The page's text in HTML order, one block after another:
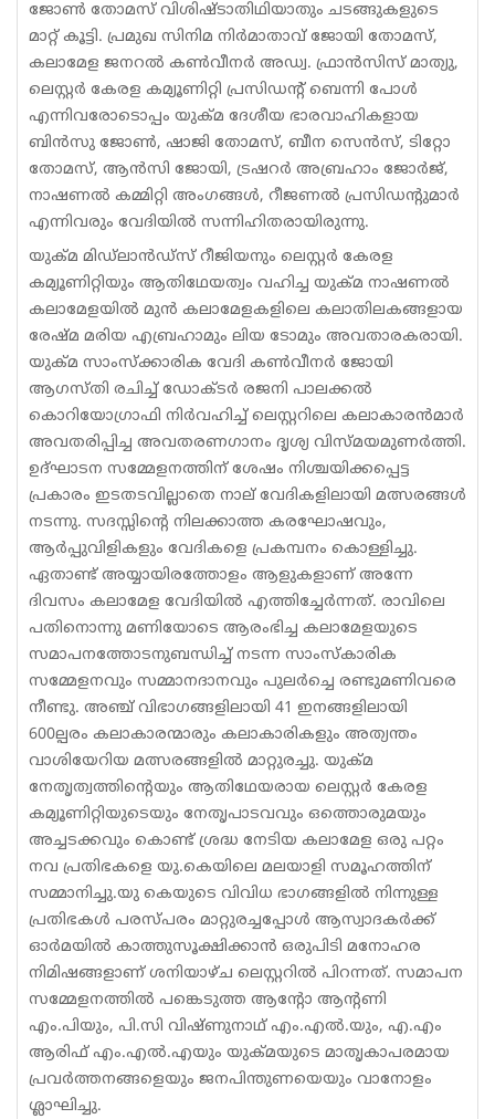
ജോണ്‍ തോമസ് വിശിഷ്ടാതിഥിയാതും ചടങ്ങുകളുടെ
മാറ്റ് കൂട്ടി. പ്രമുഖ സിനിമ നിര്‍മാതാവ് ജോയി തോമസ്,
കലാമേള ജനറല്‍ കണ്‍വീനര്‍ അഡ്വ. ഫ്രാന്‍സിസ് മാത്യു,
ലെസ്റ്റര്‍ കേരള കമ്യൂണിറ്റി പ്രസിഡന്റ് ബെന്നി പോള്‍
എന്നിവരോടൊപ്പം യുക്മ ദേശീയ ഭാരവാഹികളായ
ബിന്‍സു ജോണ്‍, ഷാജി തോമസ്, ബീന സെന്‍സ്, ടിറ്റോ
തോമസ്, ആന്‍സി ജോയി, ട്രഷറര്‍ അബ്രഹാം ജോര്‍ജ്,
നാഷണല്‍ കമ്മിറ്റി അംഗങ്ങള്‍, റീജണല്‍ പ്രസിഡന്റുമാര്‍
എന്നിവരും വേദിയില്‍ സന്നിഹിതരായിരുന്നു.
യുക്മ മിഡ്‌ലാന്‍ഡ്‌സ് റീജിയനും ലെസ്റ്റര്‍ കേരള
കമ്യൂണിറ്റിയും ആതിഥേയത്വം വഹിച്ച യുക്മ നാഷണല്‍
കലാമേളയില്‍ മുന്‍ കലാമേളകളിലെ കലാതിലകങ്ങളായ
രേഷ്മ മരിയ എബ്രഹാമും ലിയ ടോമും അവതാരകരായി.
യുക്മ സാംസ്‌ക്കാരിക വേദി കണ്‍വീനര്‍ ജോയി
ആഗസ്തി രചിച്ച് ഡോക്ടര്‍ രജനി പാലക്കല്‍
കൊറിയോഗ്രാഫി നിര്‍വഹിച്ച് ലെസ്റ്ററിലെ കലാകാരന്‍മാര്‍
അവതരിപ്പിച്ച അവതരണഗാനം ദൃശ്യ വിസ്മയമുണര്‍ത്തി.
ഉദ്ഘാടന സമ്മേളനത്തിന് ശേഷം നിശ്ചയിക്കപ്പെട്ട
പ്രകാരം ഇടതടവില്ലാതെ നാല് വേദികളിലായി മത്സരങ്ങള്‍
നടന്നു. സദസ്സിന്റെ നിലക്കാത്ത കരഘോഷവും,
ആര്‍പ്പുവിളികളും വേദികളെ പ്രകമ്പനം കൊള്ളിച്ചു.
ഏതാണ്ട് അയ്യായിരത്തോളം ആളുകളാണ് അന്നേ
ദിവസം കലാമേള വേദിയില്‍ എത്തിച്ചേര്‍ന്നത്. രാവിലെ
പതിനൊന്നു മണിയോടെ ആരംഭിച്ച കലാമേളയുടെ
സമാപനത്തോടനുബന്ധിച്ച് നടന്ന സാംസ്‌കാരിക
സമ്മേളനവും സമ്മാനദാനവും പുലര്‍ച്ചെ രണ്ടുമണിവരെ
നീണ്ടു. അഞ്ച് വിഭാഗങ്ങളിലായി 41 ഇനങ്ങളിലായി
600ല്പരം കലാകാരന്മാരും കലാകാരികളും അത്യന്തം
വാശിയേറിയ മത്സരങ്ങളില്‍ മാറ്റുരച്ചു. യുക്മ
നേതൃത്വത്തിന്റെയും ആതിഥേയരായ ലെസ്റ്റര്‍ കേരള
കമ്യൂണിറ്റിയുടെയും നേതൃപാടവവും ഒത്തൊരുമയും
അച്ചടക്കവും കൊണ്ട് ശ്രദ്ധ നേടിയ കലാമേള ഒരു പറ്റം
നവ പ്രതിഭകളെ യു.കെയിലെ മലയാളി സമൂഹത്തിന്
സമ്മാനിച്ചു.യു കെയുടെ വിവിധ ഭാഗങ്ങളില്‍ നിന്നുള്ള
പ്രതിഭകള്‍ പരസ്പരം മാറ്റുരച്ചപ്പോള്‍ ആസ്വാദകര്‍ക്ക്
ഓര്‍മയില്‍ കാത്തുസൂക്ഷിക്കാന്‍ ഒരുപിടി മനോഹര
നിമിഷങ്ങളാണ് ശനിയാഴ്ച ലെസ്റ്ററില്‍ പിറന്നത്. സമാപന
സമ്മേളനത്തില്‍ പങ്കെടുത്ത ആന്റോ ആന്റണി
എം.പിയും, പി.സി വിഷ്ണുനാഥ് എം.എല്‍.യും, എ.എം
ആരിഫ് എം.എല്‍.എയും യുക്മയുടെ മാതൃകാപരമായ
പ്രവര്‍ത്തനങ്ങളെയും ജനപിന്തുണയെയും വാനോളം
ശ്ലാഘിച്ചു.